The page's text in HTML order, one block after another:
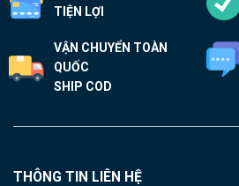
TIỆN LỢI
VẬN CHUYỂN TOÀN
QUỐC
SHIP COD
THÔNG TIN LIÊN HỆ